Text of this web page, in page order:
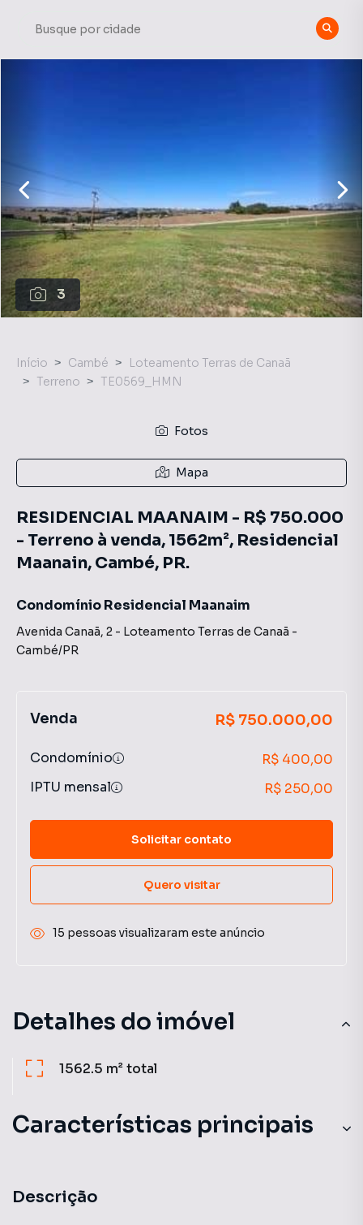
3
Detalhes do imóvel
1562.5 m²total
Características principais
Descrição
Início Cambé
Loteamento Terras de Canaã
Terreno
TE0569_HMN
Fotos
Mapa
RESIDENCIAL MAANAIM - R$ 750.000
- Terreno à venda, 1562m², Residencial
Maanain, Cambé, PR.
Condomínio Residencial Maanaim
Avenida Canaã, 2 - Loteamento Terras de Canaã -
Cambé/PR
Venda R$ 750.000,00
Condomínio
R$ 400,00
IPTU mensal
R$ 250,00
Solicitar contato
Quero visitar
15 pessoas visualizaram este anúncio